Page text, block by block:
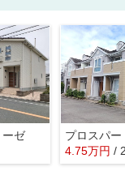
ゼ
プロスパ
4.75万円 /